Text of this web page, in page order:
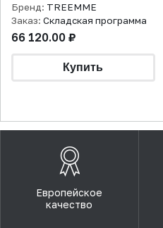
Бренд: TREEMME
Заказ: Складская программа
66 120.00 ₽
Европейское
качество